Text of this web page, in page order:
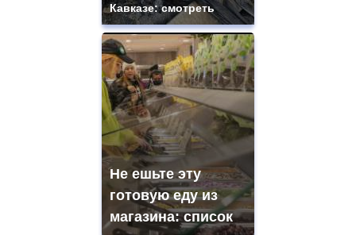
Кавказе: смотреть
Не ешьте эту
готовую еду из
магазина: список